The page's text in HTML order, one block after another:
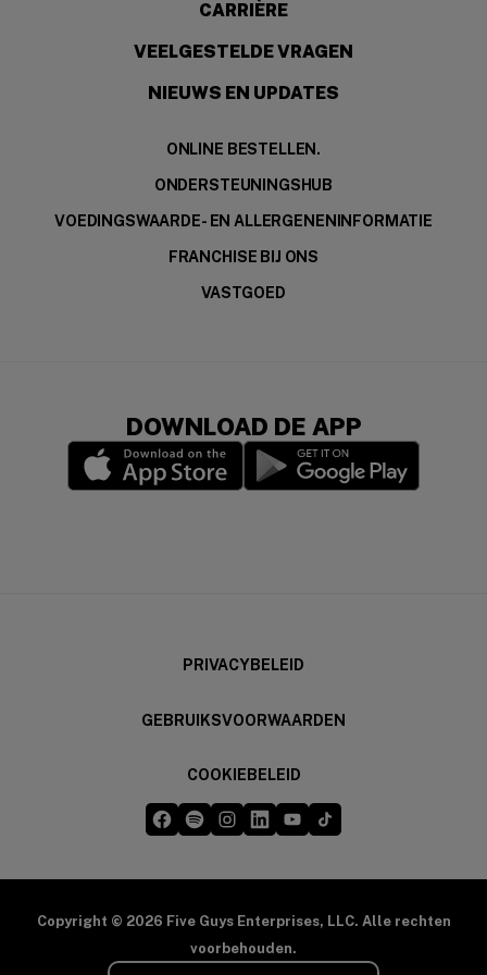
CARRIÈRE
VEELGESTELDE VRAGEN
NIEUWS EN UPDATES
ONLINE BESTELLEN.
ONDERSTEUNINGSHUB
VOEDINGSWAARDE- EN ALLERGENENINFORMATIE
FRANCHISE BIJ ONS
VASTGOED
DOWNLOAD DE APP
PRIVACYBELEID
GEBRUIKSVOORWAARDEN
COOKIEBELEID
Five Guys op Facebook
(opens in a new window)
Five Guys op Spotify
(opens in a new window)
Five Guys op Instagram
(opens in a new window)
Five Guys op LinkedIn
(opens in a new window)
Five Guys op YouTube
(opens in a new window)
Five Guys op TikTok
(opens in a new
Copyright © 2026 Five Guys Enterprises, LLC. Alle rechten
voorbehouden.
Selecteer je regio